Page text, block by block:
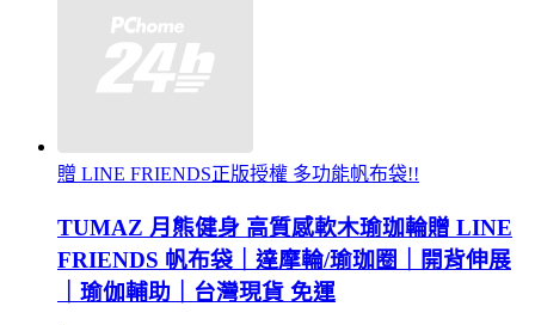
贈 LINE FRIENDS正版授權 多功能帆布袋!!
TUMAZ 月熊健身 高質感軟木瑜珈輪贈 LINE
FRIENDS 帆布袋｜達摩輪/瑜珈圈｜開背伸展
｜瑜伽輔助｜台灣現貨 免運